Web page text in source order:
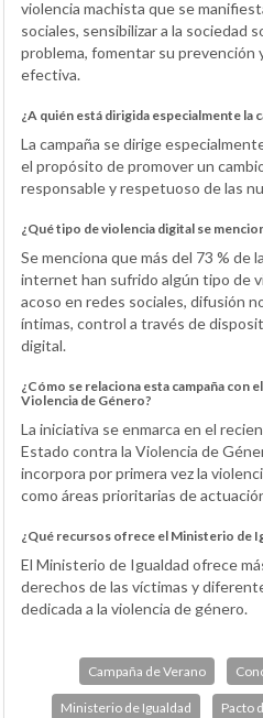
violencia machista que se
sociales, sensibilizar a la sociedad
problema, fomentar su prevención
efectiva.
¿A quién está dirigida especialmente la
La campaña se dirige
el propósito de promover un
responsable y respetuoso de las
¿Qué tipo de violencia digital se
Se menciona que más del 73 % de
internet han sufrido algún tipo de
acoso en redes sociales, difusión
íntimas, control a través de
digital.
¿Cómo se relaciona esta campaña con
Violencia de Género?
La iniciativa se enmarca en el
Estado contra la Violencia de
incorpora por primera vez la
como áreas prioritarias de
¿Qué recursos ofrece el Ministerio de
El Ministerio de Igualdad ofrece
derechos de las víctimas y
dedicada a la violencia de género.
Campaña de Verano
Ministerio de Igualdad Pacto